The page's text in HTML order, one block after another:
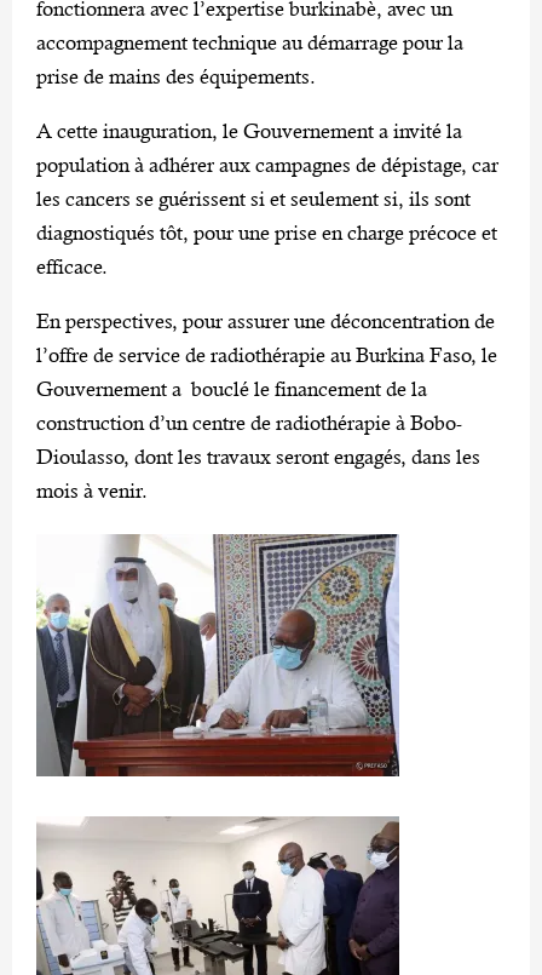
fonctionnera avec l’expertise burkinabè, avec un
accompagnement technique au démarrage pour la
prise de mains des équipements.
A cette inauguration, le Gouvernement a invité la
population à adhérer aux campagnes de dépistage, car
les cancers se guérissent si et seulement si, ils sont
diagnostiqués tôt, pour une prise en charge précoce et
efficace.
En perspectives, pour assurer une déconcentration de
l’offre de service de radiothérapie au Burkina Faso, le
Gouvernement a bouclé le financement de la
construction d’un centre de radiothérapie à Bobo-
Dioulasso, dont les travaux seront engagés, dans les
mois à venir.